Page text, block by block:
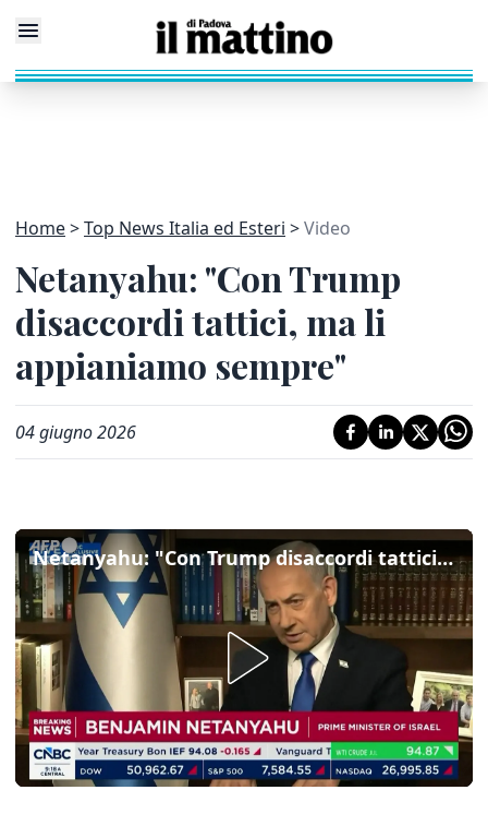
Home Top News Italia ed Esteri Video
Netanyahu: "Con Trump
disaccordi tattici, ma li
appianiamo sempre"
04 giugno 2026
Netanyahu: "Con Trump disaccordi tattici, ma li appianiamo sempre"